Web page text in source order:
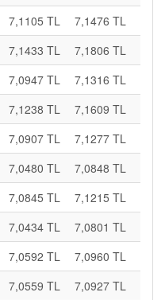
7,1105 TL
7,1476 TL
7,1433 TL
7,1806 TL
7,0947 TL
7,1316 TL
7,1238 TL
7,1609 TL
7,0907 TL
7,1277 TL
7,0480 TL
7,0848 TL
7,0845 TL
7,1215 TL
7,0434 TL
7,0801 TL
7,0592 TL
7,0960 TL
7,0559 TL
7,0927 TL